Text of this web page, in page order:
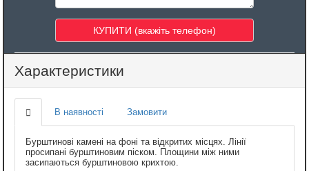
Характеристики
В наявності Замовити
Бурштинові камені на фоні та відкритих місцях. Лінії
просипані бурштиновим піском. Площини між ними
засипаються бурштиновою крихтою.